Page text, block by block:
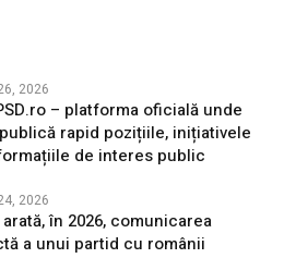
2026
– platforma oficială unde
publică rapid pozițiile, inițiativele
de interes public
2026
arată, în 2026, comunicarea
a unui partid cu românii